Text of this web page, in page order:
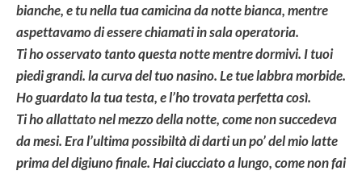
bianche, e tu nella tua camicina da notte bianca, mentre
aspettavamo di essere chiamati in sala operatoria.
Ti ho osservato tanto questa notte mentre dormivi. I tuoi
piedi grandi. la curva del tuo nasino. Le tue labbra morbide.
Ho guardato la tua testa, e l’ho trovata perfetta così.
Ti ho allattato nel mezzo della notte, come non succedeva
da mesi. Era l’ultima possibiltà di darti un po’ del mio latte
prima del digiuno finale. Hai ciucciato a lungo, come non fai